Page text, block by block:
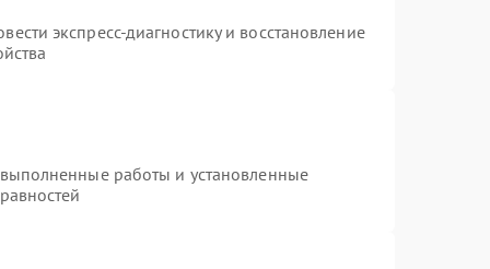
экспресс-диагностику и восстановление
работы и установленные